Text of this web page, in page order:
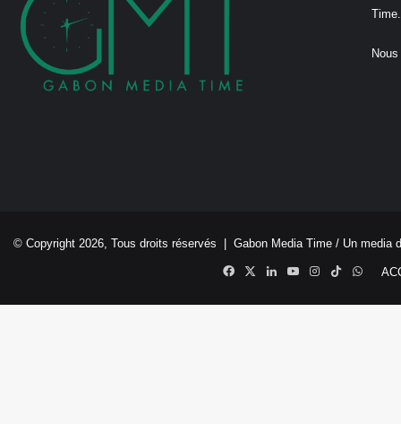
Time.
© Copyright 2026, Tous droits réservés | Gabon Media Time / Un media
Facebook
X LinkedinYouTubeInstagram
TikTok